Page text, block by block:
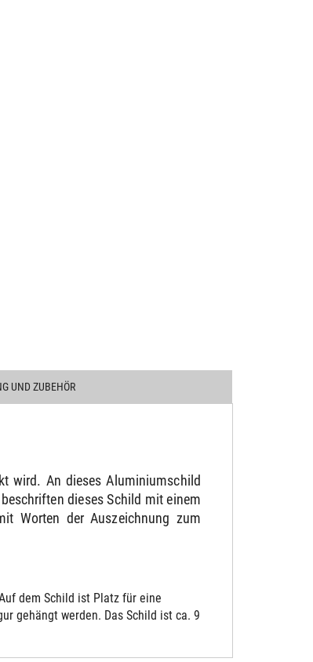
UND ZUBEHÖR
wird. An dieses Aluminiumschild
dieses Schild mit einem
Worten der Auszeichnung zum
dem Schild ist Platz für eine
gehängt werden. Das Schild ist ca. 9